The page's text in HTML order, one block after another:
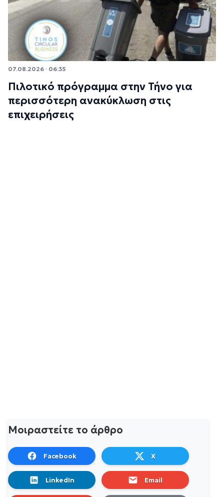
07.08.2026 · 06:35
Πιλοτικό πρόγραμμα στην Τήνο για
περισσότερη ανακύκλωση στις
επιχειρήσεις
Μοιραστείτε το άρθρο
Facebook X
LinkedIn Email